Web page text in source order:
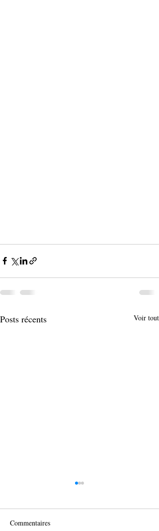
Posts récents Voir tout
Commentaires